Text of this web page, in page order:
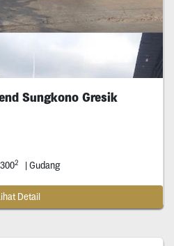
Sungkono Gresik
2 | Gudang
Detail